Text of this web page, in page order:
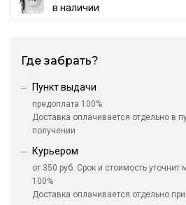
в наличии
Где забрать?
Пункт выдачи
предоплата 100%
Доставка оплачивается отдельно в
получении
Курьером
от 350 руб. Срок и стоимость
100%
Доставка оплачивается отдельно